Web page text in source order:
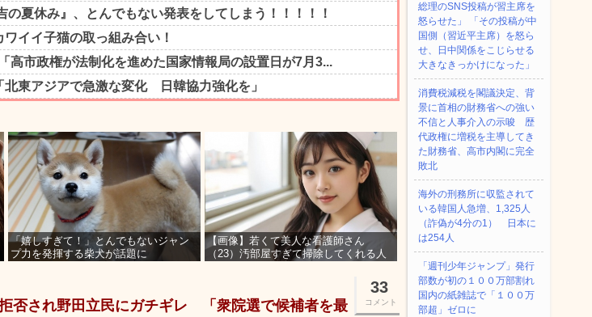
「嬉しすぎて！」とんでもないジャン
プ力を発揮する柴犬が話題に
【画像】若くて美人な看護師さん
（23）汚部屋すぎて掃除してくれる人
33
コメント
拒否され野田立民にガチギレ 「衆院選で候補者を最
総理のSNS投稿が習主席を
怒らせた」 「その投稿が中
国側（習近平主席）を怒ら
せ、日中関係をこじらせる
大きなきっかけになった」
消費税減税を閣議決定、背
景に首相の財務省への強い
不信と人事介入の示唆 歴
代政権に増税を主導してき
た財務省、高市内閣に完全
敗北
海外の刑務所に収監されて
いる韓国人急増、1,325人
（詐偽が4分の1） 日本に
は254人
「週刊少年ジャンプ」発行
部数が初の１００万部割れ
国内の紙雑誌で「１００万
部超」ゼロに